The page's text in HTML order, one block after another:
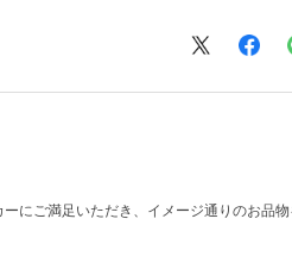
にご満足いただき、イメージ通りのお品